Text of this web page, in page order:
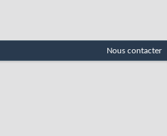
Nous contacter